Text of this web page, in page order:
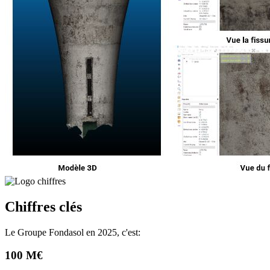
Chiffres clés
Le Groupe Fondasol en 2025, c'est:
100 M€